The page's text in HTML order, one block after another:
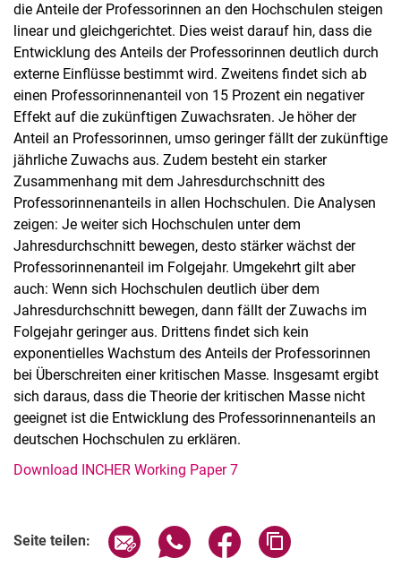
Journal articles
Monographs & Editorials
Contributions in Edited Volumes
Discussion papers/working papers
INCHER Working Papers
No. 15: C.J. Schmid (2023): Misfits in Academia
No. 14: A. Hertwig, A. Kosmützky & M. Rhein (2020):
Internationale Forschungskollaborationen
No. 13: C. Schneijderberg & N. Götze (2020): Organisierte,
metrifizierte und exzellente Wissenschaftler*innen
No. 12: O. Hüther, A. Kosmützky, I. Asanov, G. Bünstorf & G.
Krücken (2020): Massive Open Online Courses after the Gold
Rush
No. 11: U. Teichler (2019): Steering in a Modern Higher Education
System
No. 10: U. Teichler (2018): Higher Education and Graduate
Employment
No. 9: I. Stein­hardt, C. Schnei­j­der­berg, G. Krü­cken & J. Bau­mann
(2018): Externe und interne Qualitätssicherung von Studium und
No. 8: S. Neumeyer & B. Alesi (2018): Soziale Ungleichheiten
No. 6: I. Pietrzyk & A. Graser (2017): Gütekriterien des
die Anteile der Professorinnen an den Hochschulen steigen
linear und gleichgerichtet. Dies weist darauf hin, dass die
Entwicklung des Anteils der Professorinnen deutlich durch
externe Einflüsse bestimmt wird. Zweitens findet sich ab
einen Professorinnenanteil von 15 Prozent ein negativer
Effekt auf die zukünftigen Zuwachsraten. Je höher der
Anteil an Professorinnen, umso geringer fällt der zukünftige
jährliche Zuwachs aus. Zudem besteht ein starker
Zusammenhang mit dem Jahresdurchschnitt des
Professorinnenanteils in allen Hochschulen. Die Analysen
zeigen: Je weiter sich Hochschulen unter dem
Jahresdurchschnitt bewegen, desto stärker wächst der
Professorinnenanteil im Folgejahr. Umgekehrt gilt aber
auch: Wenn sich Hochschulen deutlich über dem
Jahresdurchschnitt bewegen, dann fällt der Zuwachs im
Folgejahr geringer aus. Drittens findet sich kein
exponentielles Wachstum des Anteils der Professorinnen
bei Überschreiten einer kritischen Masse. Insgesamt ergibt
sich daraus, dass die Theorie der kritischen Masse nicht
geeignet ist die Entwicklung des Professorinnenanteils an
deutschen Hochschulen zu erklären.
Download INCHER Working Paper 7
Seite teilen: Seite über E-Mail teilen
Seite über WhatsApp teilen
Seite über Facebook